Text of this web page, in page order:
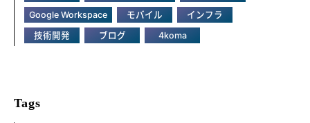
Google Workspace モバイル インフラ
技術開発 ブログ 4koma
Tags